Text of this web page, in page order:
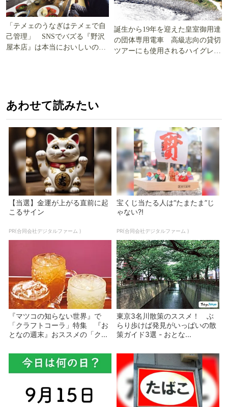
「テメェのうなぎはテメェで自
己管理」 SNSでバズる『野沢
屋本店』は本当においしいの
誕生から19年を迎えた皇室御用達
の団体専用電車 高級志向の貸切
ツアーにも使用されるハイグレー
あわせて読みたい
【当選】金運が上がる直前に起
こるサイン
PR(合同会社デジタルファーム )
宝くじ当たる人は“たまたま”じ
ゃない?!
PR(合同会社デジタルファーム )
『マツコの知らない世界』で
「クラフトコーラ」特集 『お
となの週末』おススメの「ク...
東京3名川散策のススメ！ ぶ
らり歩けば発見がいっぱいの散
策ガイド3選 - おとな...